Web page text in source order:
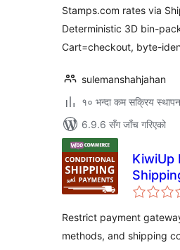
Stamps.com rates via
Deterministic 3D bin-
Cart=checkout, byte-
sulemanshahjahan
१० भन्दा कम सक्रिय
6.9.6 सँग जाँच गरिएको
KiwiUp
Restrict payment
methods, and shipping